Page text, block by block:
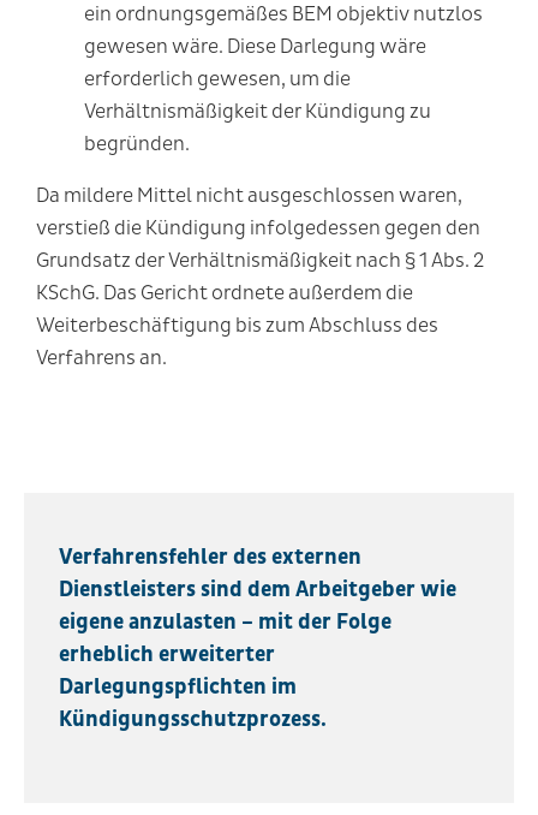
ein ordnungsgemäßes BEM objektiv nutzlos
gewesen wäre. Diese Darlegung wäre
erforderlich gewesen, um die
Verhältnismäßigkeit der Kündigung zu
begründen.
Da mildere Mittel nicht ausgeschlossen waren,
verstieß die Kündigung infolgedessen gegen den
Grundsatz der Verhältnismäßigkeit nach § 1 Abs. 2
KSchG. Das Gericht ordnete außerdem die
Weiterbeschäftigung bis zum Abschluss des
Verfahrens an.
Verfahrensfehler des externen
Dienstleisters sind dem Arbeitgeber wie
eigene anzulasten – mit der Folge
erheblich erweiterter
Darlegungspflichten im
Kündigungsschutzprozess.